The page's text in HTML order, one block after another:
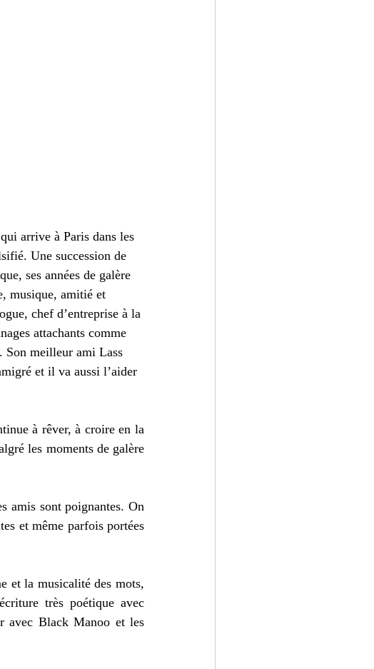
arrive à Paris dans les
Une succession de
ses années de galère
musique, amitié et
chef d’entreprise à la
attachants comme
Son meilleur ami Lass
et il va aussi l’aider
à rêver, à croire en la
les moments de galère
amis sont poignantes. On
et même parfois portées
et la musicalité des mots,
très poétique avec
avec Black Manoo et les